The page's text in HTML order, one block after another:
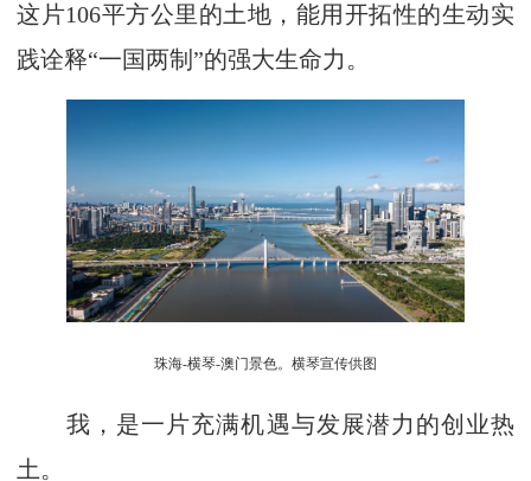
这片106平方公里的土地，能用开拓性的生动实
践诠释“一国两制”的强大生命力。
珠海-横琴-澳门景色。横琴宣传供图
我，是一片充满机遇与发展潜力的创业热
土。